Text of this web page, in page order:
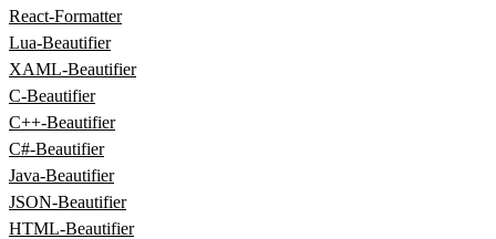
React‑Formatter
Lua‑Beautifier
XAML‑Beautifier
C‑Beautifier
C++‑Beautifier
C#‑Beautifier
Java‑Beautifier
JSON-Beautifier
HTML‑Beautifier